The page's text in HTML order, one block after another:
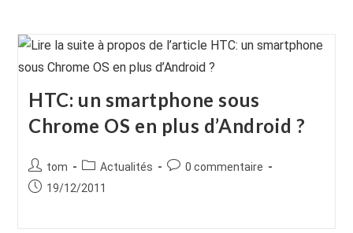
HTC: un smartphone sous
Chrome OS en plus d’Android ?
Auteur/autrice
de
tom
Post
category:
Actualités
Commentaires
0 commentaire
Publication
19/12/2011